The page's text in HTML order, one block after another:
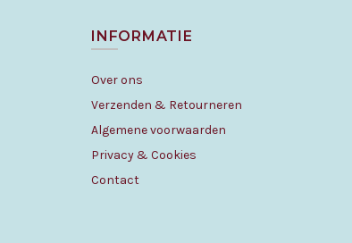
INFORMATIE
Over ons
Verzenden & Retourneren
Algemene voorwaarden
Privacy & Cookies
Contact